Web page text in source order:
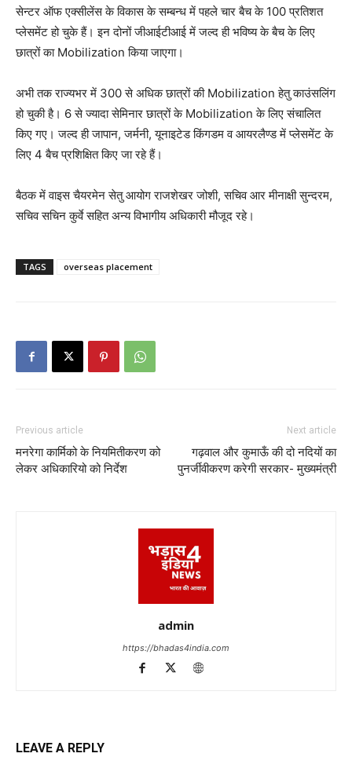
सेन्टर ऑफ एक्सीलेंस के विकास के सम्बन्ध में पहले चार बैच के 100 प्रतिशत
प्लेसमेंट हो चुके हैं। इन दोनों जीआईटीआई में जल्द ही भविष्य के बैच के लिए
छात्रों का Mobilization किया जाएगा।
अभी तक राज्यभर में 300 से अधिक छात्रों की Mobilization हेतु काउंसलिंग
हो चुकी है। 6 से ज्यादा सेमिनार छात्रों के Mobilization के लिए संचालित
किए गए। जल्द ही जापान, जर्मनी, यूनाइटेड किंगडम व आयरलैण्ड में प्लेसमेंट के
लिए 4 बैच प्रशिक्षित किए जा रहे हैं।
बैठक में वाइस चैयरमेन सेतु आयोग राजशेखर जोशी, सचिव आर मीनाक्षी सुन्दरम,
सचिव सचिन कुर्वे सहित अन्य विभागीय अधिकारी मौजूद रहे।
TAGS overseas placement
Previous article
मनरेगा कार्मिको के नियमितीकरण को
लेकर अधिकारियो को निर्देश
Next article
गढ़वाल और कुमाऊँ की दो नदियों का
पुनर्जीवीकरण करेगी सरकार- मुख्यमंत्री
admin
https://bhadas4india.com
LEAVE A REPLY